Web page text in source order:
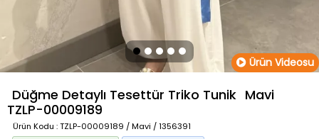
Ürün Videosu
Düğme Detaylı Tesettür Triko Tunik Mavi
TZLP-00009189
Ürün Kodu : TZLP-00009189 / Mavi / 1356391